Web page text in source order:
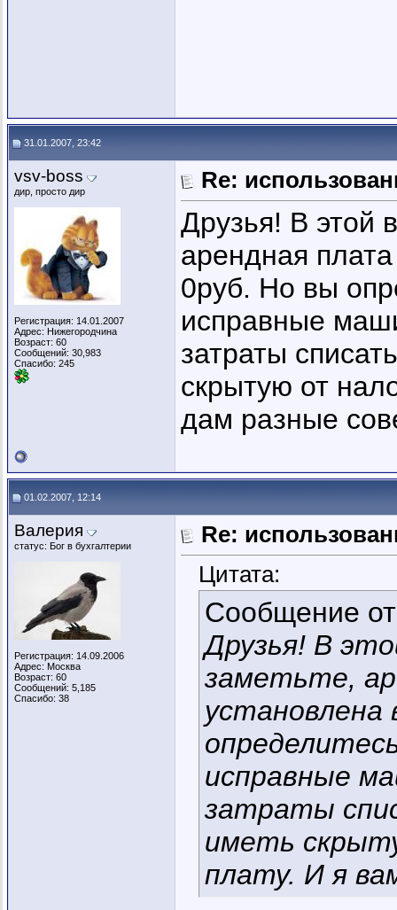
31.01.2007, 23:42
vsv-boss
дир, просто дир
Регистрация: 14.01.2007
Адрес: Нижегородчина
Возраст: 60
Сообщений: 30,983
Спасибо: 245
Re:
Друзья! В этой
арендная
0руб. Но вы
исправные
затраты
скрытую от
дам разные
01.02.2007, 12:14
Валерия
статус: Бог в бухгалтерии
Регистрация: 14.09.2006
Адрес: Москва
Возраст: 60
Сообщений: 5,185
Спасибо: 38
Re:
Цитата:
Сообщение
Друзья! В
заметьте,
установлена
исправные
затраты
иметь
плату. И я